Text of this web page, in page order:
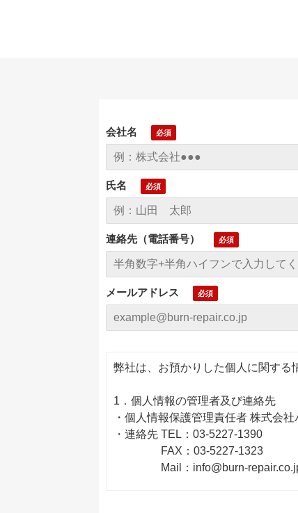
会社名
氏名
連絡先（電話番号）
メールアドレス
弊社は、お預かりした個人に関する
1．個人情報の管理者及び連絡先
・個人情報保護管理責任者 株式会
・連絡先 TEL：03-5227-1390
FAX：03-5227-1323
Mail：info@burn-